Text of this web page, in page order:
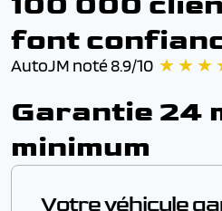
font
AutoJM noté 8.9/10 ★ ★ ★
Garantie 24
minimum
Votre véhicule